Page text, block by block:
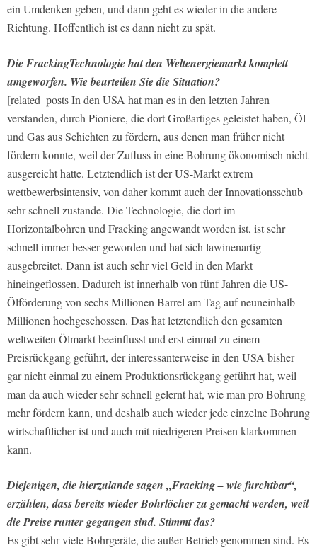
ein Umdenken geben, und dann geht es wieder in die andere
Richtung. Hoffentlich ist es dann nicht zu spät.
Die Fracking­Technologie hat den Weltenergiemarkt komplett
umgewor­fen. Wie beurteilen Sie die Situation?
[related_posts In den USA hat man es in den letzten Jahren
verstanden, durch Pioniere, die dort Großartiges geleistet haben, Öl
und Gas aus Schichten zu fördern, aus denen man früher nicht
fördern konnte, weil der Zufluss in eine Bohrung ökonomisch nicht
ausgereicht hatte. Letztendlich ist der US-Markt extrem
wettbewerbsintensiv, von daher kommt auch der Innovationsschub
sehr schnell zustande. Die Technologie, die dort im
Horizontalbohren und Fracking angewandt worden ist, ist sehr
schnell immer besser geworden und hat sich lawinenartig
ausgebreitet. Dann ist auch sehr viel Geld in den Markt
hineingeflossen. Dadurch ist innerhalb von fünf Jahren die US-
Ölförderung von sechs Millionen Barrel am Tag auf neuneinhalb
Millionen hochgeschossen. Das hat letztendlich den gesamten
weltweiten Ölmarkt beeinflusst und erst einmal zu einem
Preisrückgang geführt, der interessanterweise in den USA bisher
gar nicht einmal zu einem Produktionsrückgang geführt hat, weil
man da auch wieder sehr schnell gelernt hat, wie man pro Bohrung
mehr fördern kann, und deshalb auch wieder jede einzelne Bohrung
wirtschaftlicher ist und auch mit niedrigeren Preisen klarkommen
kann.
Diejenigen, die hierzulande sagen „Fracking – wie furchtbar“,
erzählen, dass bereits wieder Bohrlöcher zu­ gemacht werden, weil
die Preise runter­ gegangen sind. Stimmt das?
Es gibt sehr viele Bohrgeräte, die außer Betrieb genommen sind. Es